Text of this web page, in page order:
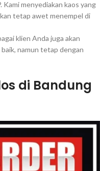
Kami menyediakan kaos yang
tetap awet menempel di
klien Anda juga akan
namun tetap dengan
di Bandung